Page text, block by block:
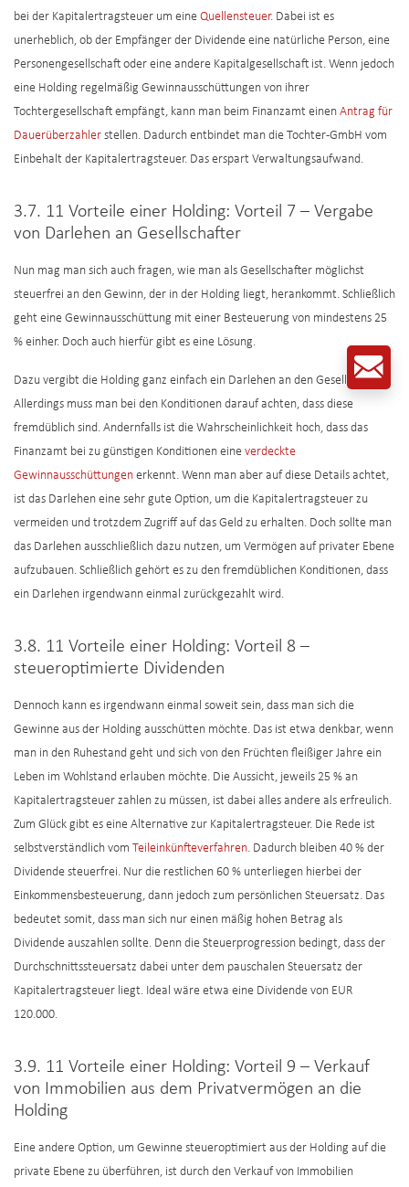
bei der Kapitalertragsteuer um eine Quellensteuer. Dabei ist es
unerheblich, ob der Empfänger der Dividende eine natürliche Person, eine
Personengesellschaft oder eine andere Kapitalgesellschaft ist. Wenn jedoch
eine Holding regelmäßig Gewinnausschüttungen von ihrer
Tochtergesellschaft empfängt, kann man beim Finanzamt einen Antrag für
Dauerüberzahler stellen. Dadurch entbindet man die Tochter-GmbH vom
Einbehalt der Kapitalertragsteuer. Das erspart Verwaltungsaufwand.
3.7. 11 Vorteile einer Holding: Vorteil 7 – Vergabe
von Darlehen an Gesellschafter
Nun mag man sich auch fragen, wie man als Gesellschafter möglichst
steuerfrei an den Gewinn, der in der Holding liegt, herankommt. Schließlich
geht eine Gewinnausschüttung mit einer Besteuerung von mindestens 25
% einher. Doch auch hierfür gibt es eine Lösung.
Dazu vergibt die Holding ganz einfach ein Darlehen an den Gesellschafter.
Allerdings muss man bei den Konditionen darauf achten, dass diese
fremdüblich sind. Andernfalls ist die Wahrscheinlichkeit hoch, dass das
Finanzamt bei zu günstigen Konditionen eine verdeckte
Gewinnausschüttungen erkennt. Wenn man aber auf diese Details achtet,
ist das Darlehen eine sehr gute Option, um die Kapitalertragsteuer zu
vermeiden und trotzdem Zugriff auf das Geld zu erhalten. Doch sollte man
das Darlehen ausschließlich dazu nutzen, um Vermögen auf privater Ebene
aufzubauen. Schließlich gehört es zu den fremdüblichen Konditionen, dass
ein Darlehen irgendwann einmal zurückgezahlt wird.
3.8. 11 Vorteile einer Holding: Vorteil 8 –
steueroptimierte Dividenden
Dennoch kann es irgendwann einmal soweit sein, dass man sich die
Gewinne aus der Holding ausschütten möchte. Das ist etwa denkbar, wenn
man in den Ruhestand geht und sich von den Früchten fleißiger Jahre ein
Leben im Wohlstand erlauben möchte. Die Aussicht, jeweils 25 % an
Kapitalertragsteuer zahlen zu müssen, ist dabei alles andere als erfreulich.
Zum Glück gibt es eine Alternative zur Kapitalertragsteuer. Die Rede ist
selbstverständlich vom Teileinkünfteverfahren. Dadurch bleiben 40 % der
Dividende steuerfrei. Nur die restlichen 60 % unterliegen hierbei der
Einkommensbesteuerung, dann jedoch zum persönlichen Steuersatz. Das
bedeutet somit, dass man sich nur einen mäßig hohen Betrag als
Dividende auszahlen sollte. Denn die Steuerprogression bedingt, dass der
Durchschnittssteuersatz dabei unter dem pauschalen Steuersatz der
Kapitalertragsteuer liegt. Ideal wäre etwa eine Dividende von EUR
120.000.
3.9. 11 Vorteile einer Holding: Vorteil 9 – Verkauf
von Immobilien aus dem Privatvermögen an die
Holding
Eine andere Option, um Gewinne steueroptimiert aus der Holding auf die
private Ebene zu überführen, ist durch den Verkauf von Immobilien